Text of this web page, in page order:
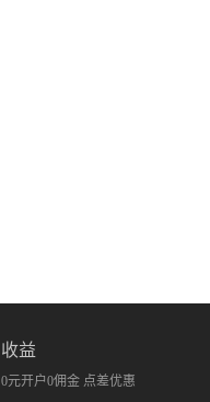
收益
0元开户0佣金 点差优惠